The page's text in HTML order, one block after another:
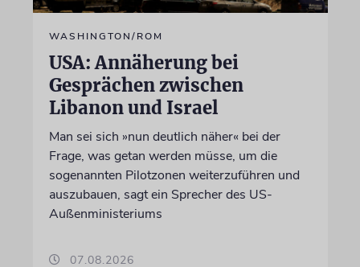
WASHINGTON/ROM
USA: Annäherung bei
Gesprächen zwischen
Libanon und Israel
Man sei sich »nun deutlich näher« bei der
Frage, was getan werden müsse, um die
sogenannten Pilotzonen weiterzuführen und
auszubauen, sagt ein Sprecher des US-
Außenministeriums
07.08.2026